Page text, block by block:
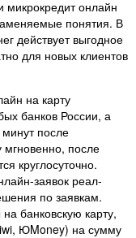
микрокредит онлайн
понятия. В
действует выгодное
для новых клиентов
банков России, а
минут после
мгновенно, после
круглосуточно.
заявок реал-
по заявкам.
банковскую карту,
ЮMoney) на сумму